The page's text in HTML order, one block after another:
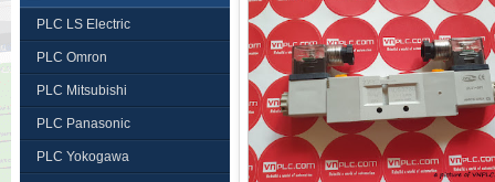
PLC LS Electric
PLC Omron
PLC Mitsubishi
PLC Panasonic
PLC Yokogawa